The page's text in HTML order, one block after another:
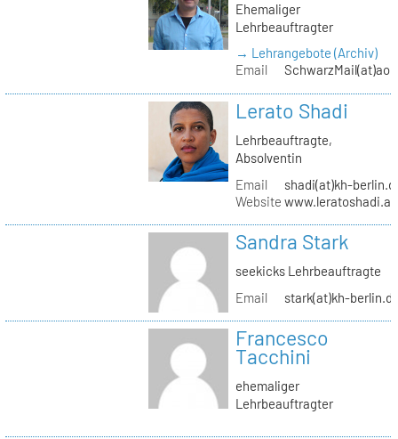
Ehemaliger
Lehrbeauftragter
→ Lehrangebote (Archiv)
Email
Lerato Shadi
Lehrbeauftragte,
Absolventin
Email
shadi(at)kh-
Website
Sandra Stark
seekicks Lehrbeauftragte
Email
stark(at)kh-
Francesco
Tacchini
ehemaliger
Lehrbeauftragter